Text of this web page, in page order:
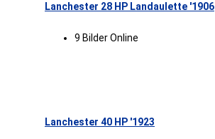
Lanchester 28 HP Landaulette '1906
9 Bilder Online
Lanchester 40 HP '1923